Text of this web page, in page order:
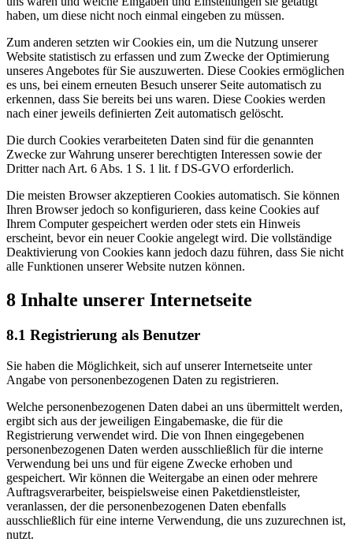
haben, um diese nicht noch einmal eingeben zu müssen.
Zum anderen setzten wir Cookies ein, um die Nutzung unserer
Website statistisch zu erfassen und zum Zwecke der Optimierung
unseres Angebotes für Sie auszuwerten. Diese Cookies ermöglichen
es uns, bei einem erneuten Besuch unserer Seite automatisch zu
erkennen, dass Sie bereits bei uns waren. Diese Cookies werden
nach einer jeweils definierten Zeit automatisch gelöscht.
Die durch Cookies verarbeiteten Daten sind für die genannten
Zwecke zur Wahrung unserer berechtigten Interessen sowie der
Dritter nach Art. 6 Abs. 1 S. 1 lit. f DS-GVO erforderlich.
Die meisten Browser akzeptieren Cookies automatisch. Sie können
Ihren Browser jedoch so konfigurieren, dass keine Cookies auf
Ihrem Computer gespeichert werden oder stets ein Hinweis
erscheint, bevor ein neuer Cookie angelegt wird. Die vollständige
Deaktivierung von Cookies kann jedoch dazu führen, dass Sie nicht
alle Funktionen unserer Website nutzen können.
8 Inhalte unserer Internetseite
8.1 Registrierung als Benutzer
Sie haben die Möglichkeit, sich auf unserer Internetseite unter
Angabe von personenbezogenen Daten zu registrieren.
Welche personenbezogenen Daten dabei an uns übermittelt werden,
ergibt sich aus der jeweiligen Eingabemaske, die für die
Registrierung verwendet wird. Die von Ihnen eingegebenen
personenbezogenen Daten werden ausschließlich für die interne
Verwendung bei uns und für eigene Zwecke erhoben und
gespeichert. Wir können die Weitergabe an einen oder mehrere
Auftragsverarbeiter, beispielsweise einen Paketdienstleister,
veranlassen, der die personenbezogenen Daten ebenfalls
ausschließlich für eine interne Verwendung, die uns zuzurechnen ist,
nutzt.